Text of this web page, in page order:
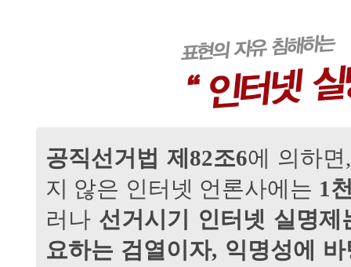
공직선거법 제82조6에 의하
지 않은 인터넷 언론사에는 1
러나 선거시기 인터넷 실명
요하는 검열이자, 익명성에